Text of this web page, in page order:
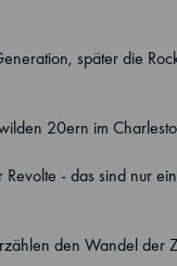
später die
20ern im
- das sind nur
den Wandel der